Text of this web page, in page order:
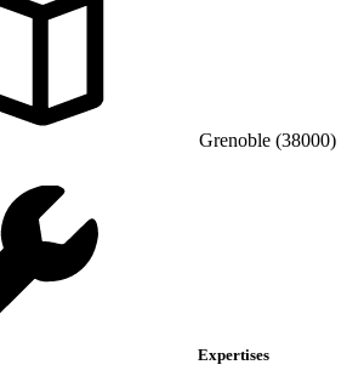
Grenoble (38000)
Expertises